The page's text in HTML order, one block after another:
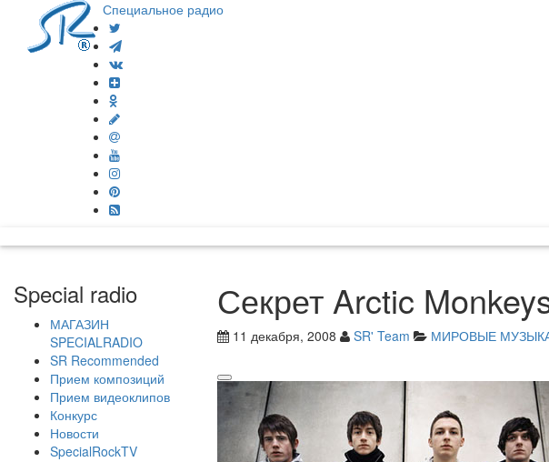
Специальное радио
Special radio
МАГАЗИН
SPECIALRADIO
SR Recommended
Прием композиций
Прием видеоклипов
Конкурс
Новости
SpecialRockTV
Секрет Arctic
11 декабря, 2008 SR' Team МИРОВЫЕ